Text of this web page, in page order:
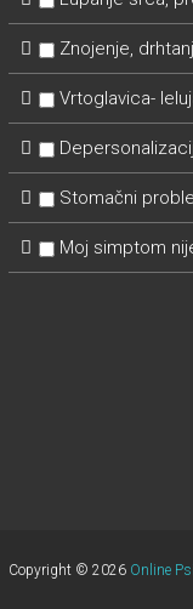
Znojenje,
Vrtoglavica-
Stomačni
Moj simptom
Copyright © 2026 Online